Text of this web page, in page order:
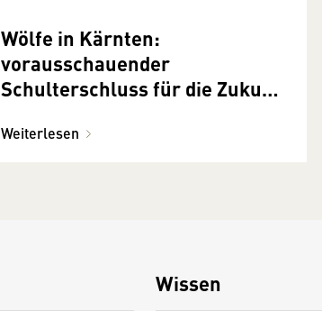
Wölfe in Kärnten:
vorausschauender
Schulterschluss für die Zukunft
Weiterlesen
Wissen